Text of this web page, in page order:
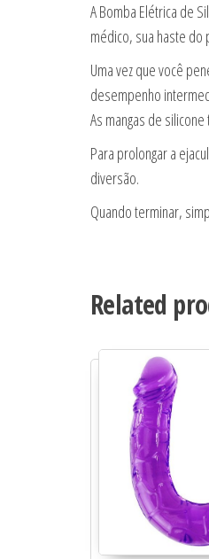
A Bomba Elétrica de
médico, sua haste do
Uma vez que você
desempenho
As mangas de
Para prolongar a
diversão.
Quando terminar,
Related